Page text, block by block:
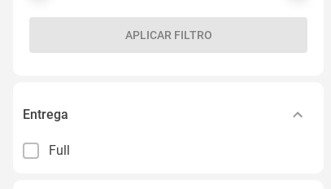
APLICAR FILTRO
Entrega
Full